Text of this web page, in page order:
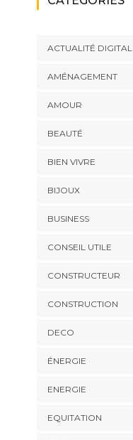
ACTUALITÉ DIGITAL
AMÉNAGEMENT
AMOUR
BEAUTÉ
BIEN VIVRE
BIJOUX
BUSINESS
CONSEIL UTILE
CONSTRUCTEUR
CONSTRUCTION
DECO
ÉNERGIE
ENERGIE
EQUITATION